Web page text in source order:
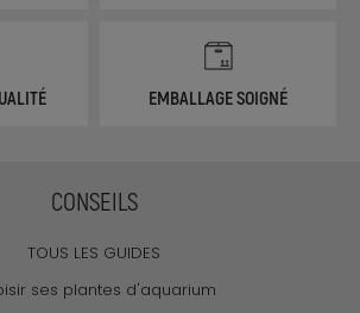
EMBALLAGE SOIGNÉ
CONSEILS
TOUS LES GUIDES
ses plantes d'aquarium